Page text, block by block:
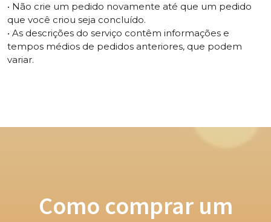
• Não crie um pedido novamente até que um pedido
que você criou seja concluído.
• As descrições do serviço contêm informações e
tempos médios de pedidos anteriores, que podem
variar.
Como comprar um